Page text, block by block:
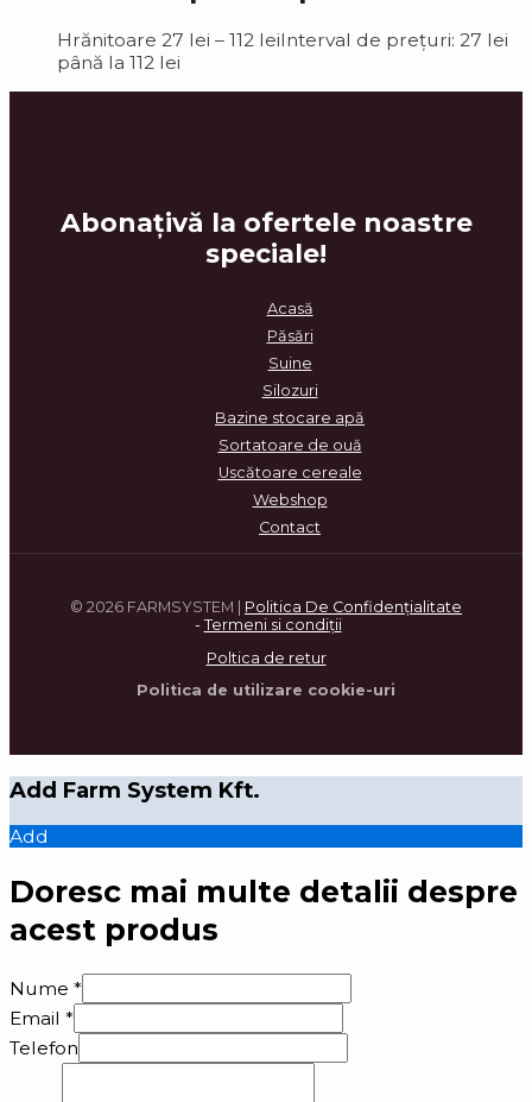
Hrănitoare 27 lei – 112 leiInterval de prețuri: 27 lei
până la 112 lei
Abonațivă la ofertele noastre
speciale!
Acasă
Păsări
Suine
Silozuri
Bazine stocare apă
Sortatoare de ouă
Uscătoare cereale
Webshop
Contact
© 2026 FARMSYSTEM | Politica De Confidenţialitate
- Termeni si condiţii
Poltica de retur
Politica de utilizare cookie-uri
Add Farm System Kft.
Add
Doresc mai multe detalii despre
acest produs
Nume *
Email *
Telefon